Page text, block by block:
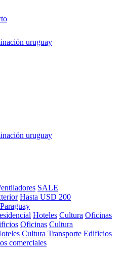
SALE
Hasta USD 200
Paraguay
Hoteles Cultura Oficinas
Oficinas Cultura
Cultura Transporte Edificios
comerciales